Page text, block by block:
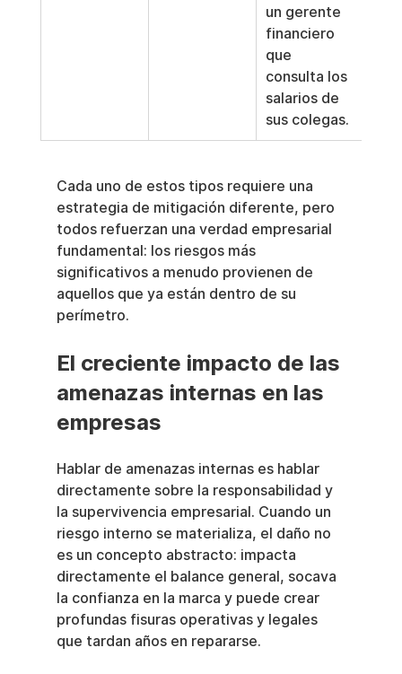
un gerente
financiero
que
consulta los
salarios de
sus colegas.
Cada uno de estos tipos requiere una
estrategia de mitigación diferente, pero
todos refuerzan una verdad empresarial
fundamental: los riesgos más
significativos a menudo provienen de
aquellos que ya están dentro de su
perímetro.
El creciente impacto de las
amenazas internas en las
empresas
Hablar de amenazas internas es hablar
directamente sobre la responsabilidad y
la supervivencia empresarial. Cuando un
riesgo interno se materializa, el daño no
es un concepto abstracto: impacta
directamente el balance general, socava
la confianza en la marca y puede crear
profundas fisuras operativas y legales
que tardan años en repararse.